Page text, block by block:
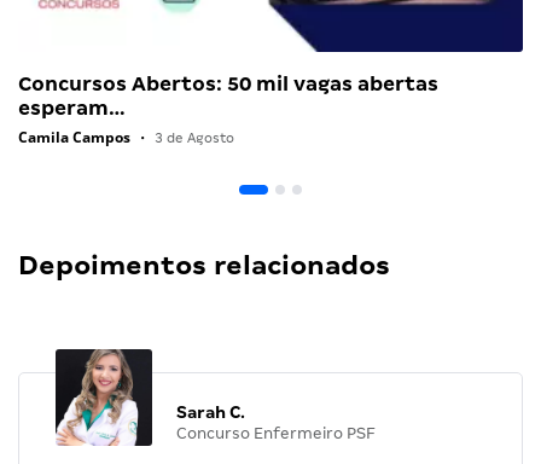
Concursos Abertos: 50 mil vagas abertas
esperam…
Camila Campos • 3 de Agosto
Depoimentos relacionados
Sarah C.
Concurso Enfermeiro PSF